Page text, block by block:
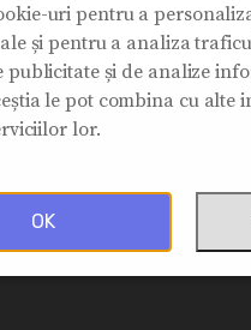
uri pentru a
și pentru a analiza
publicitate și de analize
le pot combina cu alte
lor.
OK